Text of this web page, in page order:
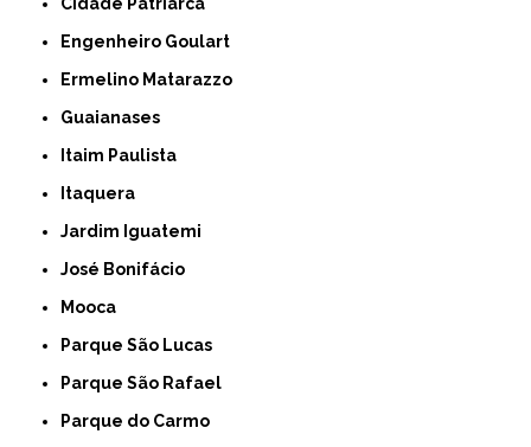
Engenheiro Goulart
Ermelino Matarazzo
Guaianases
Itaim Paulista
Itaquera
Jardim Iguatemi
José Bonifácio
Mooca
Parque São Lucas
Parque São Rafael
Parque do Carmo